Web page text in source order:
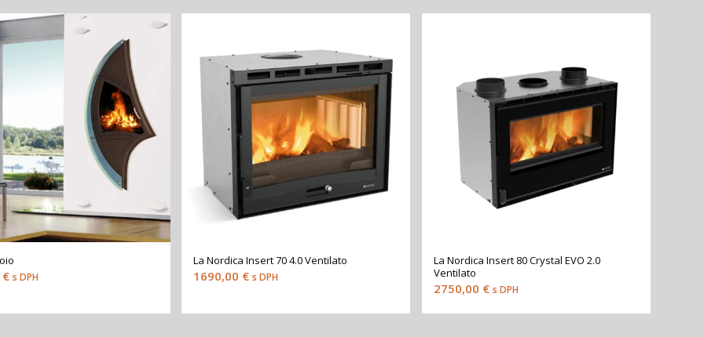
€ s DPH
La Nordica Insert 70 4.0 Ventilato
1690,00 € s DPH
La Nordica Insert 80 Crystal EVO 2.0
Ventilato
2750,00 € s DPH